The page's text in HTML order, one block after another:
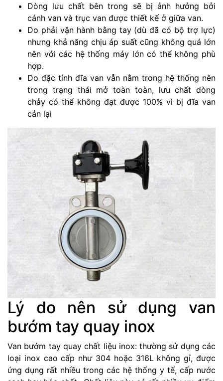
Dòng lưu chất bên trong sẽ bị ảnh hưởng bởi
cánh van và trục van được thiết kế ở giữa van.
Do phải vận hành bằng tay (dù đã có bộ trợ lực)
nhưng khả năng chịu áp suất cũng không quá lớn
nên với các hệ thống máy lớn có thể không phù
hợp.
Do đặc tính đĩa van vẫn nằm trong hệ thống nên
trong trạng thái mở toàn toàn, lưu chất dòng
chảy có thể không đạt được 100% vì bị đĩa van
cản lại
Lý do nên sử dụng van
bướm tay quay inox
Van bướm tay quay chất liệu inox: thường sử dụng các
loại inox cao cấp như 304 hoặc 316L không gỉ, được
ứng dụng rất nhiều trong các hệ thống y tế, cấp nước